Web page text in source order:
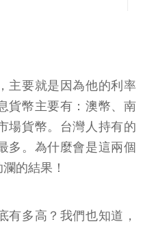
主要就是因為他的利率
貨幣主要有：澳幣、南
場貨幣。台灣人持有的
多。為什麼會是這兩個
的結果！
有多高？我們也知道，